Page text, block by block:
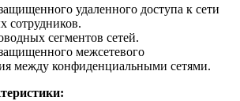
удаленного доступа к сети
сотрудников.
сегментов сетей.
межсетевого
между конфиденциальными сетями.